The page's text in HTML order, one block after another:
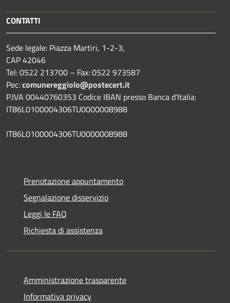
CONTATTI
Sede legale: Piazza Martiri, 1-2-3,
CAP 42046
Tel: 0522 213700 – Fax: 0522 973587
Pec:comunereggiolo@postecert.it
P.IVA 00440760353 Codice IBAN presso Banca d’Italia:
IT86L0100004306TU0000008988
IT86L0100004306TU0000008988
Prenotazione appuntamento
Segnalazione disservizio
Leggi le FAQ
Richiesta di assistenza
Amministrazione trasparente
Informativa privacy